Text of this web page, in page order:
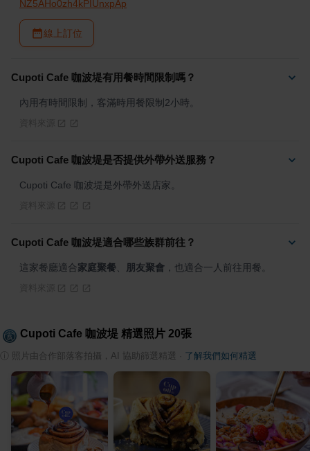
NZ5AHo0zh4kPIUnxpAp
線上訂位
Cupoti Cafe 咖波堤有用餐時間限制嗎？
內用有時間限制，客滿時用餐限制2小時。
Cupoti Cafe 咖波堤是否提供外帶外送服務？
Cupoti Cafe 咖波堤是外帶外送店家。
Cupoti Cafe 咖波堤適合哪些族群前往？
這家餐廳適合家庭聚餐 朋友聚會 ，也適合一人前往用餐。
Cupoti Cafe 咖波堤 精選照片 20張
照片由合作部落客拍攝，AI 協助篩選精選 了解我們如何精選